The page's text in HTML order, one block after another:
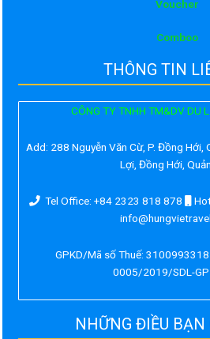
Voucher
Comboo
THÔNG TIN
CÔNG TY TNHH TM&DV DU
Add: 288 Nguyễn Văn Cừ, P. Đồng Hới,
Lợi, Đồng Hới,
Tel Office: +84 2323 818 878
GPKD/Mã số Thuế: 3100993318
0005/2019/SDL-GP
NHỮNG ĐIỀU BẠN